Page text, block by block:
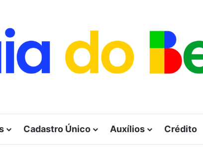
Cadastro Único Auxílios Crédito